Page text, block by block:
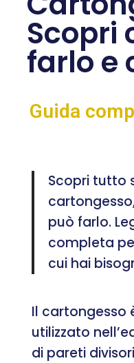
Scopri
farlo e
Guida
Scopri tutto
può farlo.
completa
cui hai
Il cartongesso
utilizzato
di pareti